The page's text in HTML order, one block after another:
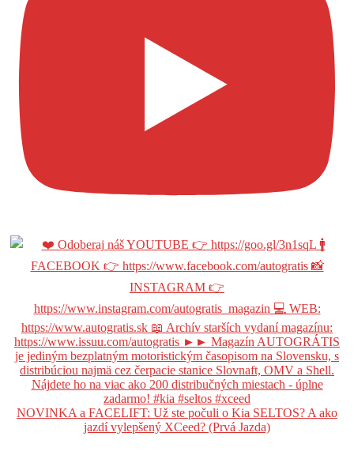
NOVINKA a FACELIFT: Už ste počuli o Kia SELTOS? A ako
jazdí vylepšený XCeed? (Prvá Jazda)